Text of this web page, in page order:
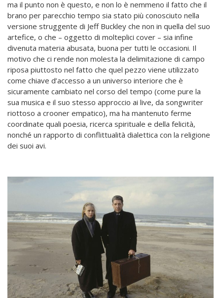
ma il punto non è questo, e non lo è nemmeno il fatto che il
brano per parecchio tempo sia stato più conosciuto nella
versione struggente di Jeff Buckley che non in quella del suo
artefice, o che – oggetto di molteplici cover – sia infine
divenuta materia abusata, buona per tutti le occasioni. Il
motivo che ci rende non molesta la delimitazione di campo
riposa piuttosto nel fatto che quel pezzo viene utilizzato
come chiave d’accesso a un universo interiore che è
sicuramente cambiato nel corso del tempo (come pure la
sua musica e il suo stesso approccio ai live, da songwriter
riottoso a crooner empatico), ma ha mantenuto ferme
coordinate quali poesia, ricerca spirituale e della felicità,
nonché un rapporto di conflittualità dialettica con la religione
dei suoi avi.